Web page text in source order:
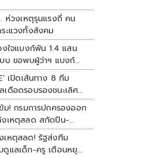
ห่วงเหตุรุนแรงถี่ คน
ะแวงทั้งสังคม
ใจแบงก์พัน 1.4 แสน
บบ ขอพบผู้ว่าฯ แบงก์
เปิดเส้นทาง 8 ทีม
ดือดรอบรองชนะเลิศ
ลนักเรียน แชมป์
ข้ม! กรมการปกครองออก
งเหตุสลด สกัดปืน-
บ
เหตุสลด! รัฐส่งทีม
ดูแลเด็ก-ครู เตือนหยุด